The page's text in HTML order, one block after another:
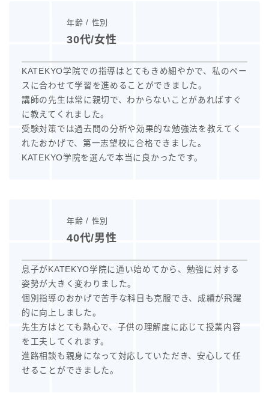
年齢 / 性別
30代/女性
KATEKYO学院での指導はとてもきめ細やかで、私のペー
スに合わせて学習を進めることができました。
講師の先生は常に親切で、わからないことがあればすぐ
に教えてくれました。
受験対策では過去問の分析や効果的な勉強法を教えてく
れたおかげで、第一志望校に合格できました。
KATEKYO学院を選んで本当に良かったです。
年齢 / 性別
40代/男性
息子がKATEKYO学院に通い始めてから、勉強に対する
姿勢が大きく変わりました。
個別指導のおかげで苦手な科目も克服でき、成績が飛躍
的に向上しました。
先生方はとても熱心で、子供の理解度に応じて授業内容
を工夫してくれます。
進路相談も親身になって対応していただき、安心して任
せることができました。